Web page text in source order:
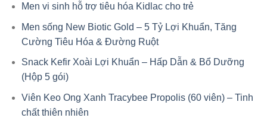
Men vi sinh hỗ trợ tiêu hóa Kidlac cho trẻ
Men sống New Biotic Gold – 5 Tỷ Lợi Khuẩn, Tăng
Cường Tiêu Hóa & Đường Ruột
Snack Kefir Xoài Lợi Khuẩn – Hấp Dẫn & Bổ Dưỡng
(Hộp 5 gói)
Viên Keo Ong Xanh Tracybee Propolis (60 viên) – Tinh
chất thiên nhiên